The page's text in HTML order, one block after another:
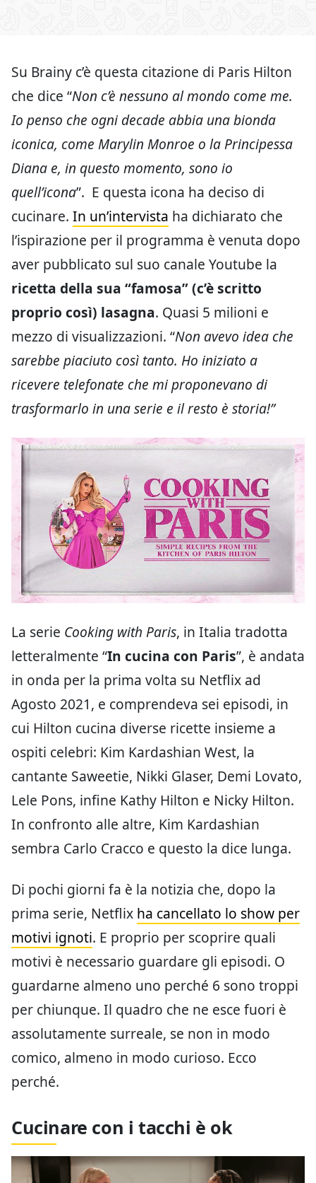
Su Brainy c’è questa citazione di Paris Hilton
che dice “Non c’è nessuno al mondo come me.
Io penso che ogni decade abbia una bionda
iconica, come Marylin Monroe o la Principessa
Diana e, in questo momento, sono io
quell’icona”. E questa icona ha deciso di
cucinare. In un’intervista ha dichiarato che
l’ispirazione per il programma è venuta dopo
aver pubblicato sul suo canale Youtube la
ricetta della sua “famosa” (c’è scritto
proprio così) lasagna. Quasi 5 milioni e
mezzo di visualizzazioni. “Non avevo idea che
sarebbe piaciuto così tanto. Ho iniziato a
ricevere telefonate che mi proponevano di
trasformarlo in una serie e il resto è storia!”
La serie Cooking with Paris, in Italia tradotta
letteralmente “In cucina con Paris”, è andata
in onda per la prima volta su Netflix ad
Agosto 2021, e comprendeva sei episodi, in
cui Hilton cucina diverse ricette insieme a
ospiti celebri: Kim Kardashian West, la
cantante Saweetie, Nikki Glaser, Demi Lovato,
Lele Pons, infine Kathy Hilton e Nicky Hilton.
In confronto alle altre, Kim Kardashian
sembra Carlo Cracco e questo la dice lunga.
Di pochi giorni fa è la notizia che, dopo la
prima serie, Netflix ha cancellato lo show per
motivi ignoti. E proprio per scoprire quali
motivi è necessario guardare gli episodi. O
guardarne almeno uno perché 6 sono troppi
per chiunque. Il quadro che ne esce fuori è
assolutamente surreale, se non in modo
comico, almeno in modo curioso. Ecco
perché.
Cucinare con i tacchi è ok